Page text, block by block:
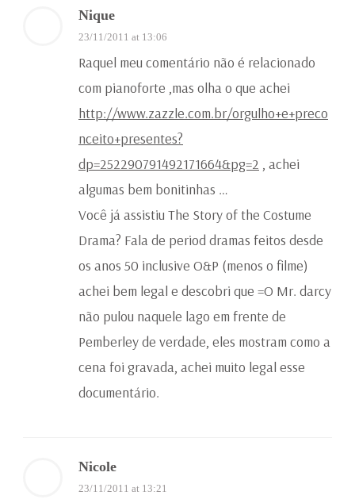
Nique
23/11/2011 at 13:06
Raquel meu comentário não é relacionado
com pianoforte ,mas olha o que achei
http://www.zazzle.com.br/orgulho+e+preco
nceito+presentes?
dp=252290791492171664&pg=2 , achei
algumas bem bonitinhas …
Você já assistiu The Story of the Costume
Drama? Fala de period dramas feitos desde
os anos 50 inclusive O&P (menos o filme)
achei bem legal e descobri que =O Mr. darcy
não pulou naquele lago em frente de
Pemberley de verdade, eles mostram como a
cena foi gravada, achei muito legal esse
documentário.
Nicole
23/11/2011 at 13:21